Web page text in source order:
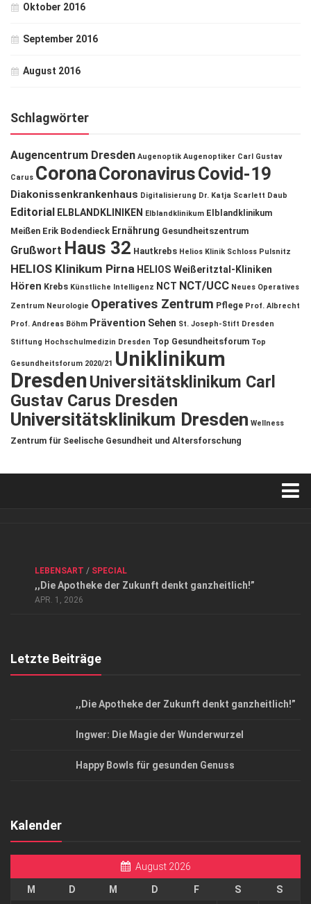
Oktober 2016
September 2016
August 2016
Schlagwörter
Augencentrum Dresden Augenoptik Augenoptiker Carl Gustav
Carus CoronaCoronavirusCovid-19
Diakonissenkrankenhaus Digitalisierung Dr. Katja Scarlett Daub
Editorial ELBLANDKLINIKEN Elblandklinikum Elblandklinikum
Meißen Erik Bodendieck Ernährung Gesundheitszentrum
Grußwort Haus 32 Hautkrebs Helios Klinik Schloss Pulsnitz
HELIOS Klinikum Pirna HELIOS Weißeritztal-Kliniken
Hören Krebs Künstliche Intelligenz NCT NCT/UCC Neues Operatives
Zentrum Neurologie Operatives Zentrum Pflege Prof. Albrecht
Prof. Andreas Böhm Prävention Sehen St. Joseph-Stift Dresden
Stiftung Hochschulmedizin Dresden Top Gesundheitsforum Top
Gesundheitsforum 2020/21 Uniklinikum
DresdenUniversitätsklinikum Carl
Gustav Carus Dresden
Universitätsklinikum Dresden Wellness
Zentrum für Seelische Gesundheit und Altersforschung
Datenschutzerklärung
Top Magazin Dresden / Ostsachsen
LEBENSART / SPECIAL
,,Die Apotheke der Zukunft denkt ganzheitlich!”
APR. 1, 2026
Letzte Beiträge
,,Die Apotheke der Zukunft denkt ganzheitlich!”
Ingwer: Die Magie der Wunderwurzel
Happy Bowls für gesunden Genuss
Kalender
August 2026
M D M D F S S